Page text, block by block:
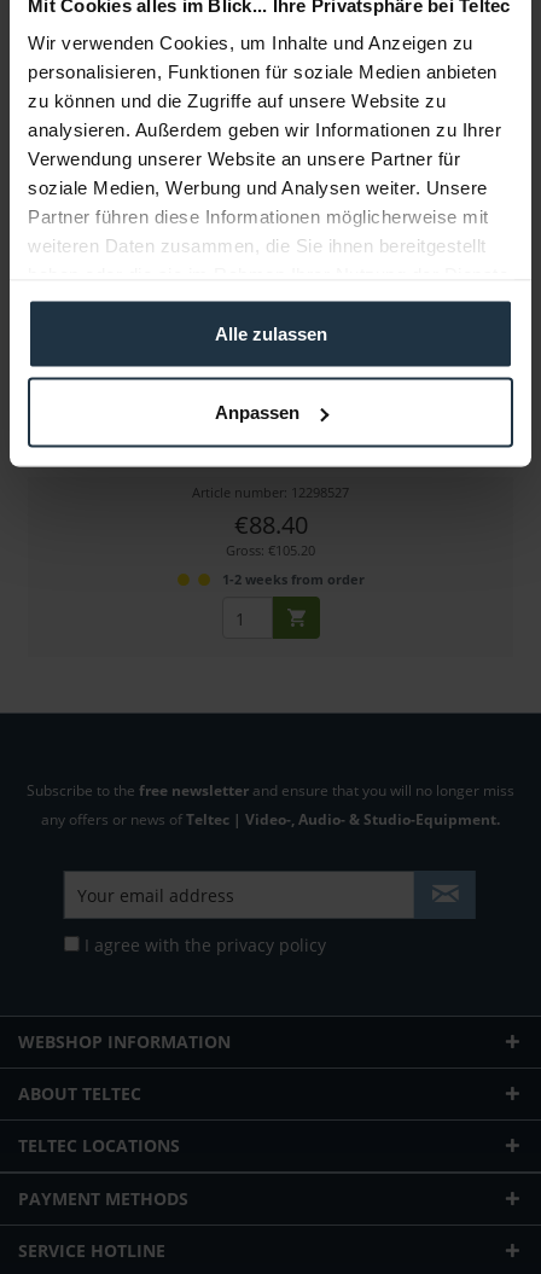
Mit Cookies alles im Blick... Ihre Privatsphäre bei Teltec
Wir verwenden Cookies, um Inhalte und Anzeigen zu
personalisieren, Funktionen für soziale Medien anbieten
zu können und die Zugriffe auf unsere Website zu
analysieren. Außerdem geben wir Informationen zu Ihrer
Verwendung unserer Website an unsere Partner für
soziale Medien, Werbung und Analysen weiter. Unsere
Partner führen diese Informationen möglicherweise mit
weiteren Daten zusammen, die Sie ihnen bereitgestellt
gesammelt haben.
Alle zulassen
Anpassen
Manufacturer & Product Safety Information
Folgende Infos zum Hersteller sind verfübar...... more
More articles from +++ Astera +++ look at
Astera PWB-CAB-5 Strom-/Datenkabel
8er Set für PB15 PixelBrick, Länge 5 m
Article number: 12298527
€88.40
Gross: €105.20
1-2 weeks from order
Subscribe to the free newsletter and ensure that you will no longer miss
any offers or news ofTeltec | Video-, Audio- & Studio-Equipment.
I agree with the privacy policy
WEBSHOP INFORMATION
ABOUT TELTEC
TELTEC LOCATIONS
PAYMENT METHODS
SERVICE HOTLINE